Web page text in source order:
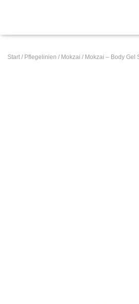
Start / Pflegelinien / Mokzai / Mokzai – Body Gel